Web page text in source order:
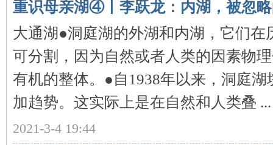
重识母亲湖④丨李跃龙：内湖，被忽
大通湖●洞庭湖的外湖和内湖，它们在
可分割，因为自然或者人类的因素物
有机的整体。●自1938年以来，洞庭
加趋势。这实际上是在自然和人类叠 ...
2021-3-4 19:44